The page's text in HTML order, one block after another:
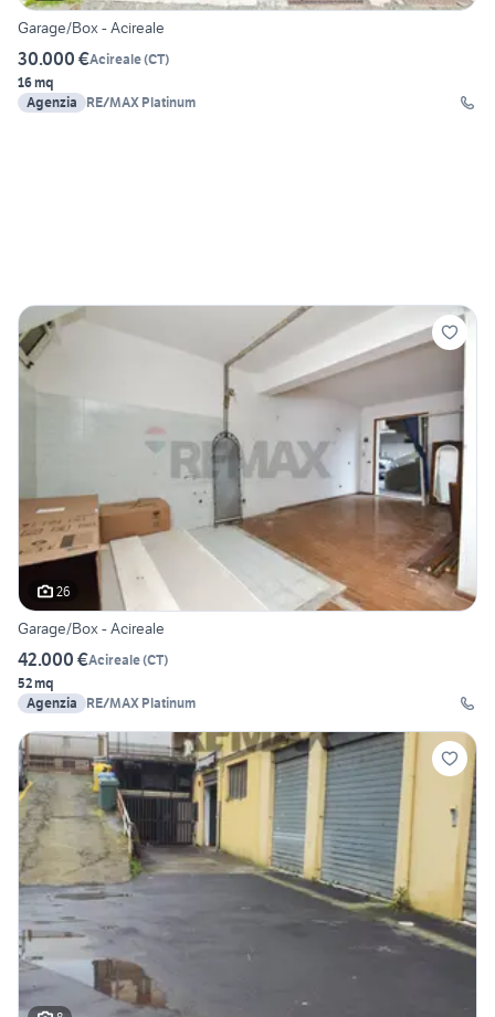
Garage/Box - Acireale
30.000 €Acireale(CT)
16 mq
Agenzia
RE/MAX Platinum
26
Garage/Box - Acireale
42.000 €Acireale(CT)
52 mq
Agenzia
RE/MAX Platinum